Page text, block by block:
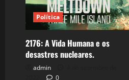
Política
2176: A Vida Humana e os
desastres nucleares.
admin
0